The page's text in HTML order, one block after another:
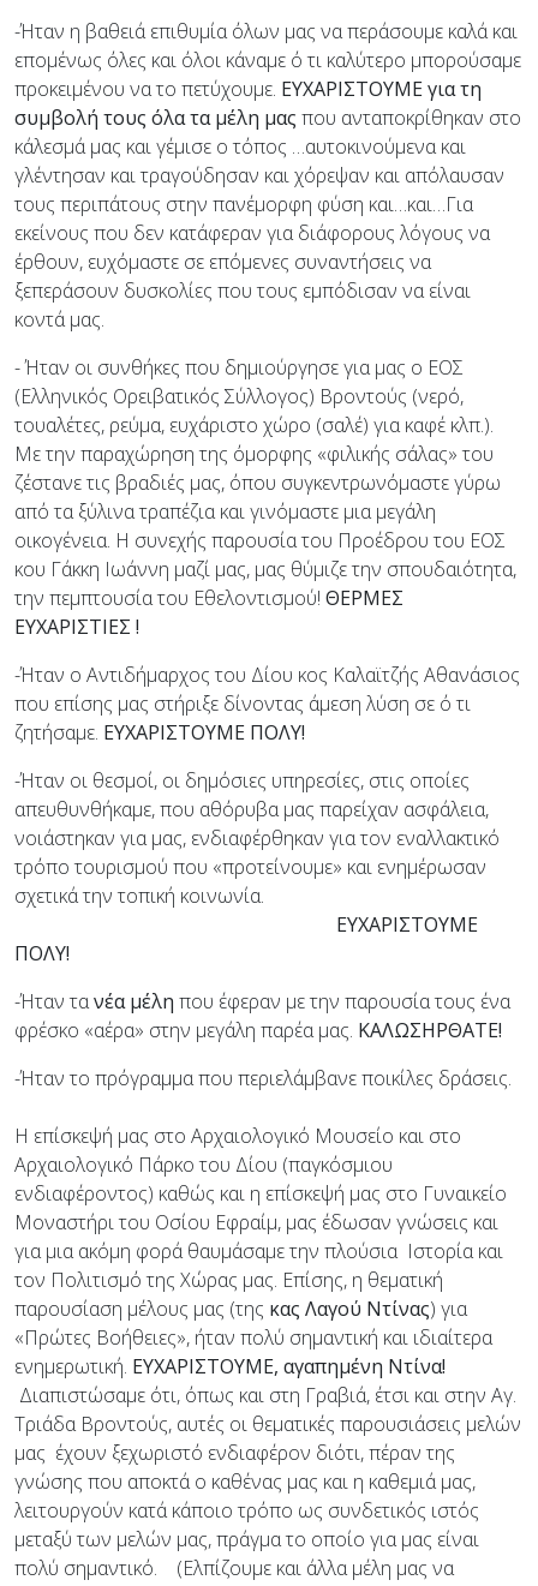
-Ήταν η βαθειά επιθυμία όλων μας να περάσουμε καλά και
επομένως όλες και όλοι κάναμε ό τι καλύτερο μπορούσαμε
προκειμένου να το πετύχουμε. ΕΥΧΑΡΙΣΤΟΥΜΕ για τη
συμβολή τους όλα τα μέλη μας που ανταποκρίθηκαν στο
κάλεσμά μας και γέμισε ο τόπος …αυτοκινούμενα και
γλέντησαν και τραγούδησαν και χόρεψαν και απόλαυσαν
τους περιπάτους στην πανέμορφη φύση και…και…Για
εκείνους που δεν κατάφεραν για διάφορους λόγους να
έρθουν, ευχόμαστε σε επόμενες συναντήσεις να
ξεπεράσουν δυσκολίες που τους εμπόδισαν να είναι
κοντά μας.
- Ήταν οι συνθήκες που δημιούργησε για μας ο ΕΟΣ
(Ελληνικός Ορειβατικός Σύλλογος) Βροντούς (νερό,
τουαλέτες, ρεύμα, ευχάριστο χώρο (σαλέ) για καφέ κλπ.).
Με την παραχώρηση της όμορφης «φιλικής σάλας» του
ζέστανε τις βραδιές μας, όπου συγκεντρωνόμαστε γύρω
από τα ξύλινα τραπέζια και γινόμαστε μια μεγάλη
οικογένεια. Η συνεχής παρουσία του Προέδρου του ΕΟΣ
κου Γάκκη Ιωάννη μαζί μας, μας θύμιζε την σπουδαιότητα,
την πεμπτουσία του Εθελοντισμού! ΘΕΡΜΕΣ
ΕΥΧΑΡΙΣΤΙΕΣ !
-Ήταν ο Αντιδήμαρχος του Δίου κος Καλαϊτζής Αθανάσιος
που επίσης μας στήριξε δίνοντας άμεση λύση σε ό τι
ζητήσαμε. ΕΥΧΑΡΙΣΤΟΥΜΕ ΠΟΛΥ!
-Ήταν οι θεσμοί, οι δημόσιες υπηρεσίες, στις οποίες
απευθυνθήκαμε, που αθόρυβα μας παρείχαν ασφάλεια,
νοιάστηκαν για μας, ενδιαφέρθηκαν για τον εναλλακτικό
τρόπο τουρισμού που «προτείνουμε» και ενημέρωσαν
σχετικά την τοπική κοινωνία.
ΕΥΧΑΡΙΣΤΟΥΜΕ
ΠΟΛΥ!
-Ήταν τανέα μέλη που έφεραν με την παρουσία τους ένα
φρέσκο «αέρα» στην μεγάλη παρέα μας. ΚΑΛΩΣΗΡΘΑΤΕ!
-Ήταν το πρόγραμμα που περιελάμβανε ποικίλες δράσεις.
Η επίσκεψή μας στο Αρχαιολογικό Μουσείο και στο
Αρχαιολογικό Πάρκο του Δίου (παγκόσμιου
ενδιαφέροντος) καθώς και η επίσκεψή μας στο Γυναικείο
Μοναστήρι του Οσίου Εφραίμ, μας έδωσαν γνώσεις και
για μια ακόμη φορά θαυμάσαμε την πλούσια Ιστορία και
τον Πολιτισμό της Χώρας μας. Επίσης, η θεματική
παρουσίαση μέλους μας (της κας Λαγού Ντίνας) για
«Πρώτες Βοήθειες», ήταν πολύ σημαντική και ιδιαίτερα
ενημερωτική. ΕΥΧΑΡΙΣΤΟΥΜΕ, αγαπημένη Ντίνα!
Διαπιστώσαμε ότι, όπως και στη Γραβιά, έτσι και στην Αγ.
Τριάδα Βροντούς, αυτές οι θεματικές παρουσιάσεις μελών
μας έχουν ξεχωριστό ενδιαφέρον διότι, πέραν της
γνώσης που αποκτά ο καθένας μας και η καθεμιά μας,
λειτουργούν κατά κάποιο τρόπο ως συνδετικός ιστός
μεταξύ των μελών μας, πράγμα το οποίο για μας είναι
πολύ σημαντικό. (Ελπίζουμε και άλλα μέλη μας να